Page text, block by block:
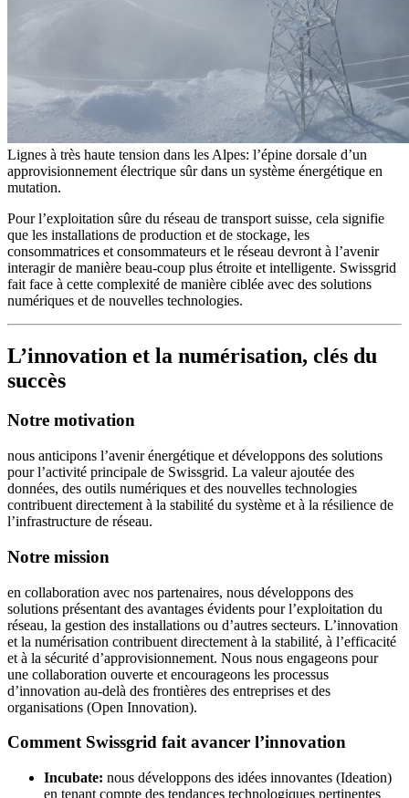
Lignes à très haute tension dans les Alpes: l’épine dorsale d’un
approvisionnement électrique sûr dans un système énergétique en
mutation.
Pour l’exploitation sûre du réseau de transport suisse, cela signifie
que les installations de production et de stockage, les
consommatrices et consommateurs et le réseau devront à l’avenir
interagir de manière beau-coup plus étroite et intelligente. Swissgrid
fait face à cette complexité de manière ciblée avec des solutions
numériques et de nouvelles technologies.
L’innovation et la numérisation, clés du
succès
Notre motivation
nous anticipons l’avenir énergétique et développons des solutions
pour l’activité principale de Swissgrid. La valeur ajoutée des
données, des outils numériques et des nouvelles technologies
contribuent directement à la stabilité du système et à la résilience de
l’infrastructure de réseau.
Notre mission
en collaboration avec nos partenaires, nous développons des
solutions présentant des avantages évidents pour l’exploitation du
réseau, la gestion des installations ou d’autres secteurs. L’innovation
et la numérisation contribuent directement à la stabilité, à l’efficacité
et à la sécurité d’approvisionnement. Nous nous engageons pour
une collaboration ouverte et encourageons les processus
d’innovation au-delà des frontières des entreprises et des
organisations (Open Innovation).
Comment Swissgrid fait avancer l’innovation
Incubate: nous développons des idées innovantes (Ideation)
en tenant compte des tendances technologiques pertinentes